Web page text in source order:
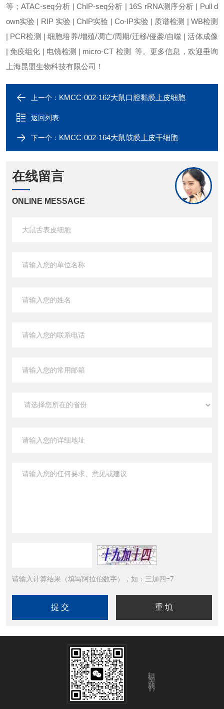
等；ATAC-seq分析 | ChIP-seq分析 | 16S rRNA测序分析 | Pull d
own实验 | RIP 实验 | ChIP实验 | Co-IP实验 | 质谱检测 | WB检测
| PCR检测 | 细胞培养/增殖/凋亡/周期/迁移/侵袭/自噬 | 活体成像
| 免疫组化 | 电镜检测 | micro-CT 检测 等。更多信息，欢迎垂询
上海昆盟生物科技有限公司！
上一个： KMCC-002-162大鼠口腔黏膜上皮细胞
返回列表
下一个： KMCC-002-164大鼠鼓膜上皮干细胞
在线留言
ONLINE MESSAGE
请输入计算结果（填写阿拉伯数字），如：三加四=7
扫码关注我们